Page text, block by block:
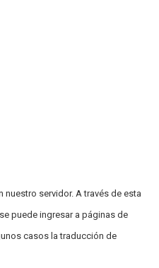
nuestro servidor. A través de esta
puede ingresar a páginas de
casos la traducción de